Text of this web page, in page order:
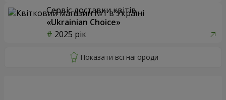
Сервіс доставки квітів
«Ukrainian Choice»
2025 рік